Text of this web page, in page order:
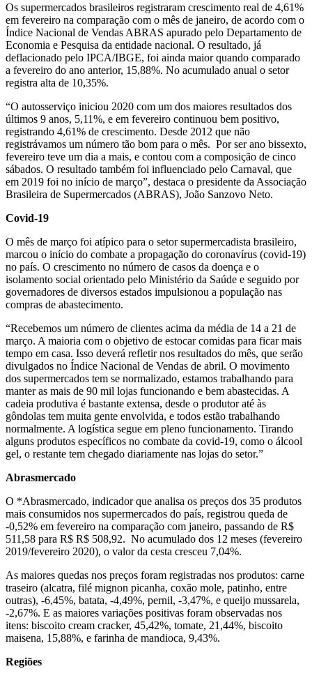
Os supermercados brasileiros registraram crescimento real de 4,61%
em fevereiro na comparação com o mês de janeiro, de acordo com o
Índice Nacional de Vendas ABRAS apurado pelo Departamento de
Economia e Pesquisa da entidade nacional. O resultado, já
deflacionado pelo IPCA/IBGE, foi ainda maior quando comparado
a fevereiro do ano anterior, 15,88%. No acumulado anual o setor
registra alta de 10,35%.
“O autosserviço iniciou 2020 com um dos maiores resultados dos
últimos 9 anos, 5,11%, e em fevereiro continuou bem positivo,
registrando 4,61% de crescimento. Desde 2012 que não
registrávamos um número tão bom para o mês. Por ser ano bissexto,
fevereiro teve um dia a mais, e contou com a composição de cinco
sábados. O resultado também foi influenciado pelo Carnaval, que
em 2019 foi no início de março”, destaca o presidente da Associação
Brasileira de Supermercados (ABRAS), João Sanzovo Neto.
Covid-19
O mês de março foi atípico para o setor supermercadista brasileiro,
marcou o início do combate a propagação do coronavírus (covid-19)
no país. O crescimento no número de casos da doença e o
isolamento social orientado pelo Ministério da Saúde e seguido por
governadores de diversos estados impulsionou a população nas
compras de abastecimento.
“Recebemos um número de clientes acima da média de 14 a 21 de
março. A maioria com o objetivo de estocar comidas para ficar mais
tempo em casa. Isso deverá refletir nos resultados do mês, que serão
divulgados no Índice Nacional de Vendas de abril. O movimento
dos supermercados tem se normalizado, estamos trabalhando para
manter as mais de 90 mil lojas funcionando e bem abastecidas. A
cadeia produtiva é bastante extensa, desde o produtor até às
gôndolas tem muita gente envolvida, e todos estão trabalhando
normalmente. A logística segue em pleno funcionamento. Tirando
alguns produtos específicos no combate da covid-19, como o álcool
gel, o restante tem chegado diariamente nas lojas do setor.”
Abrasmercado
O *Abrasmercado, indicador que analisa os preços dos 35 produtos
mais consumidos nos supermercados do país, registrou queda de
-0,52% em fevereiro na comparação com janeiro, passando de R$
511,58 para R$ R$ 508,92. No acumulado dos 12 meses (fevereiro
2019/fevereiro 2020), o valor da cesta cresceu 7,04%.
As maiores quedas nos preços foram registradas nos produtos: carne
traseiro (alcatra, filé mignon picanha, coxão mole, patinho, entre
outras), -6,45%, batata, -4,49%, pernil, -3,47%, e queijo mussarela,
-2,67%. E as maiores variações positivas foram observadas nos
itens: biscoito cream cracker, 45,42%, tomate, 21,44%, biscoito
maisena, 15,88%, e farinha de mandioca, 9,43%.
Regiões